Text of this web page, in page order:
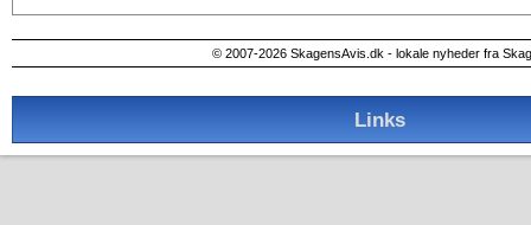
© 2007-2026 SkagensAvis.dk - lokale nyheder fra
Links